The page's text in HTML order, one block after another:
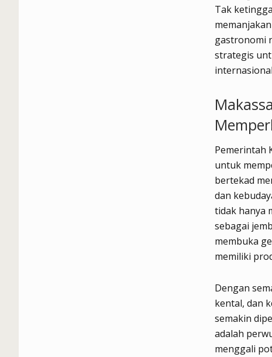
Tak
gastronomi
strategis
Pemerintah
untuk
bertekad
dan
tidak hanya
sebagai
membuka
memiliki
Dengan
kental, dan
semakin
adalah
menggali